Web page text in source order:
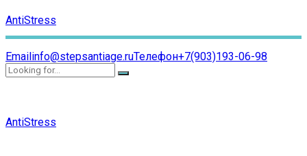
AntiStress
Emailinfo@stepsantiage.ruТелефон+7(903)193-06-98
AntiStress